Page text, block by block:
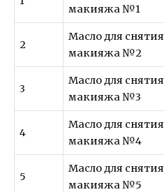
макияжа №1
2
Масло для снятия
макияжа №2
3
Масло для снятия
макияжа №3
4
Масло для снятия
макияжа №4
5
Масло для снятия
макияжа №5